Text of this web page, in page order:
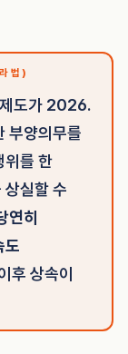
법)
도가 2026.
부양의무를
위를 한
상실할 수
연히
도
후 상속이